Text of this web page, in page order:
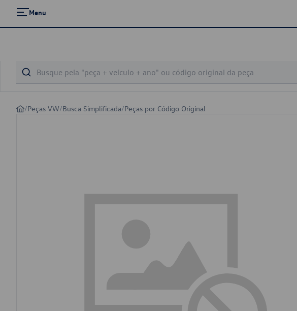
Menu
/Peças VW/Busca Simplificada/Peças por Código Original